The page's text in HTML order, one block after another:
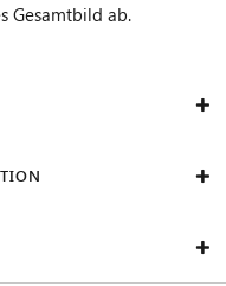
Gesamtbild ab.